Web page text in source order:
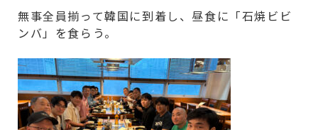
無事全員揃って韓国に到着し、昼食に「石焼ビビ
ンバ」を食らう。